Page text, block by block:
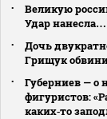
Великую
Удар
Дочь
Грищук
Губерниев — о
фигуристов:
каких‑то